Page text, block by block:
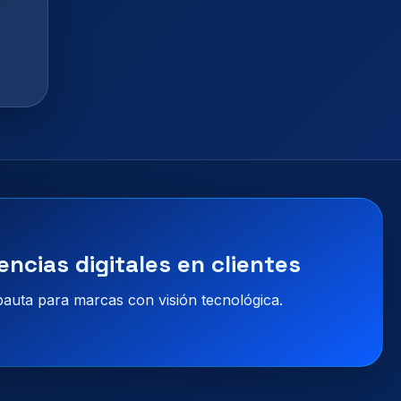
digitales en clientes
para marcas con visión tecnológica.